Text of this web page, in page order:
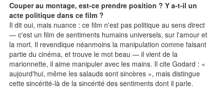
Couper au montage, est-ce prendre position ? Y a-t-il un
acte politique dans ce film ?
Il dit oui, mais nuance : ce film n'est pas politique au sens direct
— c'est un film de sentiments humains universels, sur l'amour et
la mort. Il revendique néanmoins la manipulation comme faisant
partie du cinéma, et trouve le mot beau — il vient de la
marionnette, il aime manipuler avec les mains. Il cite Godard : «
aujourd'hui, même les salauds sont sincères », mais distingue
cette sincérité-là de la sincérité des sentiments dont il parle.